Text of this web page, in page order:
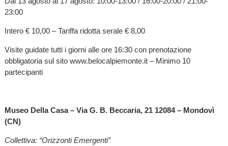
23:00
Intero € 10,00 – Tariffa ridotta serale € 8,00
Visite guidate tutti i giorni alle ore 16:30 con prenotazione
obbligatoria sul sito www.belocalpiemonte.it – Minimo 10
partecipanti
Museo Della Casa – Via G. B. Beccaria, 21 12084 – Mondovì
(CN)
Collettiva: “Orizzonti Emergenti”